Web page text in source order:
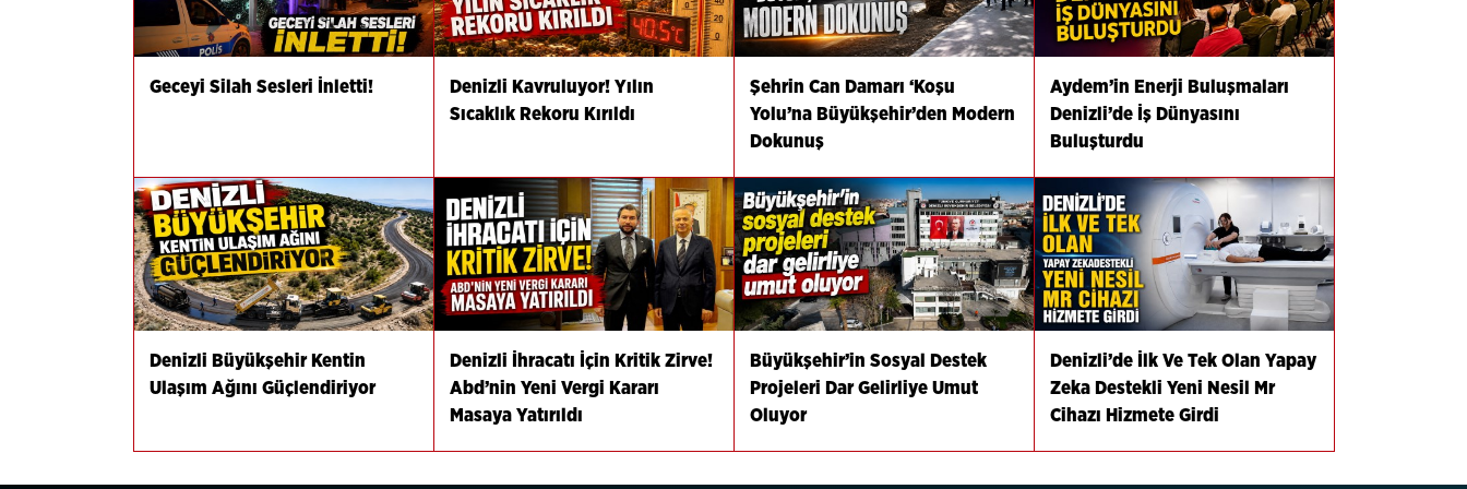
Geceyi Silah Sesleri İnletti!
Denizli Kavruluyor! Yılın
Sıcaklık Rekoru Kırıldı
Şehrin Can Damarı ‘Koşu
Yolu’na Büyükşehir’den Modern
Dokunuş
Aydem’in Enerji Buluşmaları
Denizli’de İş Dünyasını
Buluşturdu
Denizli Büyükşehir Kentin
Ulaşım Ağını Güçlendiriyor
Denizli İhracatı İçin Kritik Zirve!
Abd’nin Yeni Vergi Kararı
Masaya Yatırıldı
Büyükşehir’in Sosyal Destek
Projeleri Dar Gelirliye Umut
Oluyor
Denizli’de İlk Ve Tek Olan Yapay
Zeka Destekli Yeni Nesil Mr
Cihazı Hizmete Girdi